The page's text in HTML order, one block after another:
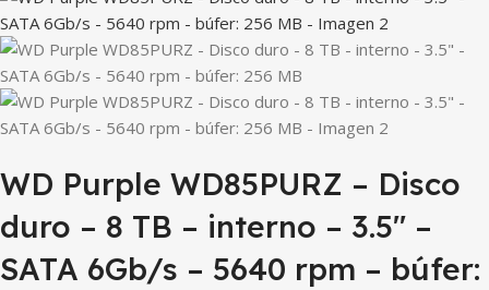
WD Purple WD85PURZ – Disco
duro – 8 TB – interno – 3.5″ –
SATA 6Gb/s – 5640 rpm – búfer: